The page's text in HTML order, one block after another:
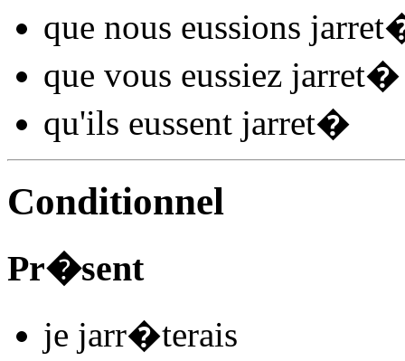
que nous eussions jarret
que vous eussiez jarret�
qu'ils eussent jarret�
Conditionnel
Pr�sent
je jarr�terais